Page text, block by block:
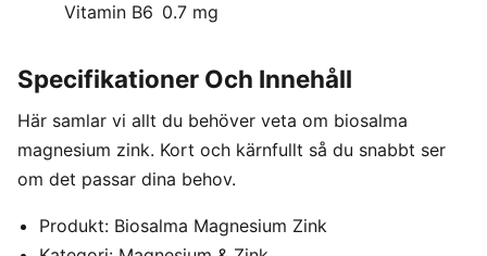
Vitamin B6 0.7 mg
Specifikationer Och Innehåll
Här samlar vi allt du behöver veta om biosalma
magnesium zink. Kort och kärnfullt så du snabbt ser
om det passar dina behov.
Produkt: Biosalma Magnesium Zink